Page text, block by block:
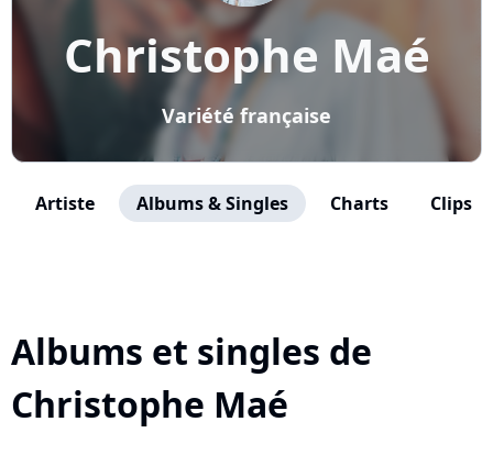
Christophe Maé
Variété française
Artiste Albums & Singles Charts Clips
Albums et singles de
Christophe Maé